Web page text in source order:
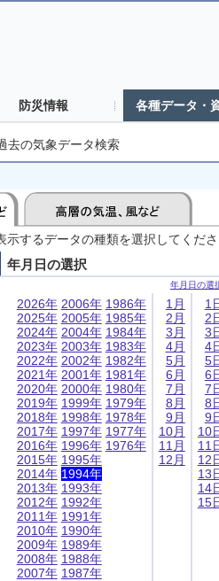
防災情報 各種データ・
去の気象データ検索
示するデータの種類を選択してくだ
年月日の選択
年月日の選
2026年
2025年
2024年
2023年
2022年
2021年
2020年
2019年
2018年
2017年
2016年
2015年
2014年
2013年
2012年
2011年
2010年
2009年
2008年
2007年
2006年
2005年
2004年
2003年
2002年
2001年
2000年
1999年
1998年
1997年
1996年
1995年
1994年
1993年
1992年
1991年
1990年
1989年
1988年
1987年
1986年
1985年
1984年
1983年
1982年
1981年
1980年
1979年
1978年
1977年
1976年
1月
2月
3月
4月
5月
6月
7月
8月
9月
10月
11月
12月
1
2
3
4
5
6
7
8
9
10
11
12
13
14
15